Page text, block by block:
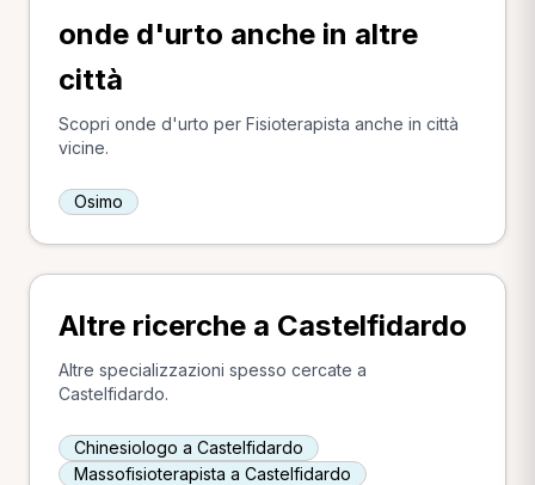
onde d'urto anche in altre
città
Scopri onde d'urto per Fisioterapista anche in città
vicine.
Osimo
Altre ricerche a Castelfidardo
Altre specializzazioni spesso cercate a
Castelfidardo.
Chinesiologo a Castelfidardo
Massofisioterapista a Castelfidardo